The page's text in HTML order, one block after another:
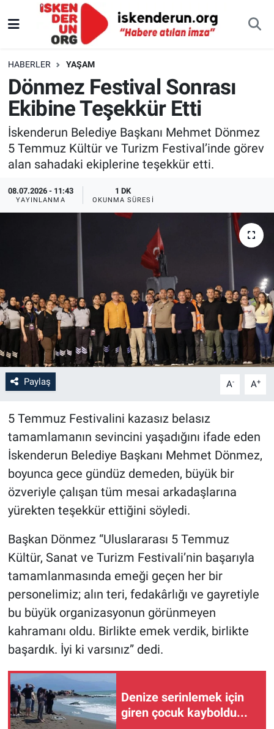
HABERLER YAŞAM
Dönmez Festival Sonrası
Ekibine Teşekkür Etti
İskenderun Belediye Başkanı Mehmet Dönmez
5 Temmuz Kültür ve Turizm Festival’inde görev
alan sahadaki ekiplerine teşekkür etti.
08.07.2026 - 11:43
YAYINLANMA
1 DK
OKUNMA SÜRESI
Paylaş A- A+
5 Temmuz Festivalini kazasız belasız
tamamlamanın sevincini yaşadığını ifade eden
İskenderun Belediye Başkanı Mehmet Dönmez,
boyunca gece gündüz demeden, büyük bir
özveriyle çalışan tüm mesai arkadaşlarına
yürekten teşekkür ettiğini söyledi.
Başkan Dönmez “Uluslararası 5 Temmuz
Kültür, Sanat ve Turizm Festivali’nin başarıyla
tamamlanmasında emeği geçen her bir
personelimiz; alın teri, fedakârlığı ve gayretiyle
bu büyük organizasyonun görünmeyen
kahramanı oldu. Birlikte emek verdik, birlikte
başardık. İyi ki varsınız” dedi.
Denize serinlemek için
giren çocuk kayboldu...